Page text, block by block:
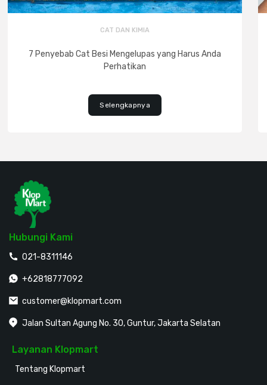
CAT DAN KIMIA
7 Penyebab Cat Besi Mengelupas yang Harus Anda
Perhatikan
Selengkapnya
Hubungi Kami
021-8311146
+62818777092
customer@klopmart.com
Jalan Sultan Agung No. 30, Guntur, Jakarta Selatan
Layanan Klopmart
Tentang Klopmart